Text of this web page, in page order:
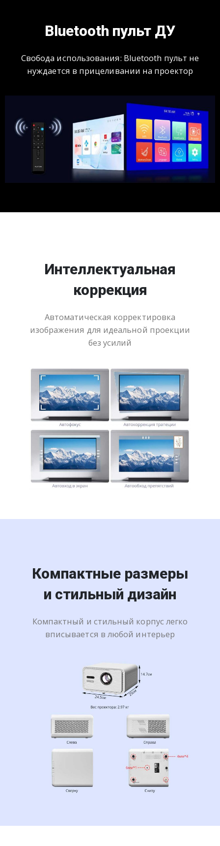
Bluetooth пульт ДУ
Свобода использования: Bluetooth пульт не
нуждается в прицеливании на проектор
Интеллектуальная
коррекция
Автоматическая корректировка
изображения для идеальной проекции
без усилий
Компактные размеры
и стильный дизайн
Компактный и стильный корпус легко
вписывается в любой интерьер